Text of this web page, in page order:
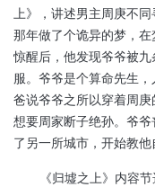
上》，讲述男主周庚不
那年做了个诡异的梦，
惊醒后，他发现爷爷被
服。爷爷是个算命先生
爸说爷爷之所以穿着周
想要周家断子绝孙。爷
了另一所城市，开始教他
《归墟之上》内容